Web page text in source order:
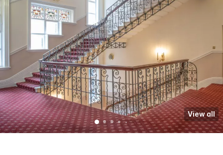
View all